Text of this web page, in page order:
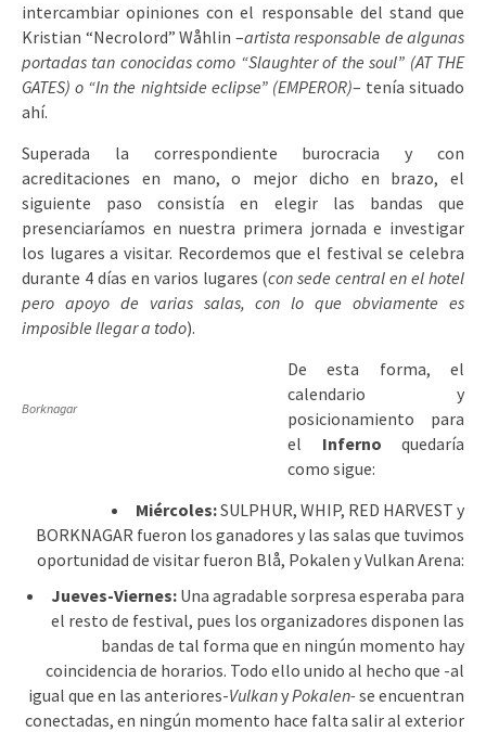
intercambiar opiniones con el responsable del stand que
Kristian “Necrolord” Wåhlin –artista responsable de algunas
portadas tan conocidas como “Slaughter of the soul” (AT THE
GATES) o “In the nightside eclipse” (EMPEROR)– tenía situado
ahí.
Superada la correspondiente burocracia y con
acreditaciones en mano, o mejor dicho en brazo, el
siguiente paso consistía en elegir las bandas que
presenciaríamos en nuestra primera jornada e investigar
los lugares a visitar. Recordemos que el festival se celebra
durante 4 días en varios lugares (con sede central en el hotel
pero apoyo de varias salas, con lo que obviamente es
imposible llegar a todo).
Borknagar
De esta forma, el
calendario y
posicionamiento para
el Inferno quedaría
como sigue:
Miércoles:SULPHUR, WHIP, RED HARVEST y
BORKNAGAR fueron los ganadores y las salas que tuvimos
oportunidad de visitar fueron Blå, Pokalen y Vulkan Arena:
Jueves-Viernes: Una agradable sorpresa esperaba para
el resto de festival, pues los organizadores disponen las
bandas de tal forma que en ningún momento hay
coincidencia de horarios. Todo ello unido al hecho que -al
igual que en las anteriores-VulkanyPokalen-se encuentran
conectadas, en ningún momento hace falta salir al exterior